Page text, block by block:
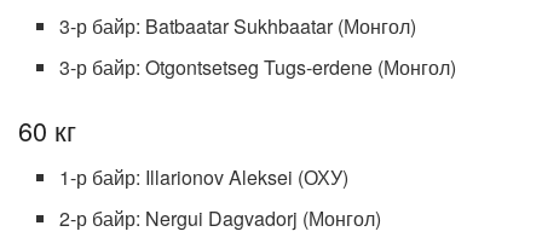
3-р байр: Batbaatar Sukhbaatar (Монгол)
3-р байр: Otgontsetseg Tugs-erdene (Монгол)
60 кг
1-р байр: Illarionov Aleksei (ОХУ)
2-р байр: Nergui Dagvadorj (Монгол)